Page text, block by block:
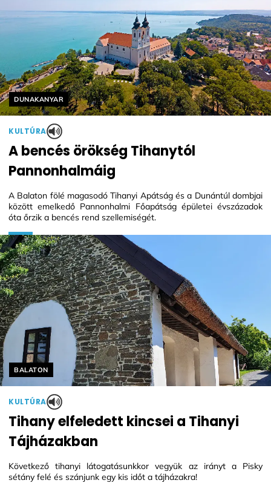
Helyszín címkék:
DUNAKANYAR
KULTÚRA
A bencés örökség Tihanytól
Pannonhalmáig
A Balaton fölé magasodó Tihanyi Apátság és a Dunántúl dombjai
között emelkedő Pannonhalmi Főapátság épületei évszázadok
óta őrzik a bencés rend szellemiségét.
Helyszín címkék:
BALATON
KULTÚRA
Tihany elfeledett kincsei a Tihanyi
Tájházakban
Következő tihanyi látogatásunkkor vegyük az irányt a Pisky
sétány felé és szánjunk egy kis időt a tájházakra!